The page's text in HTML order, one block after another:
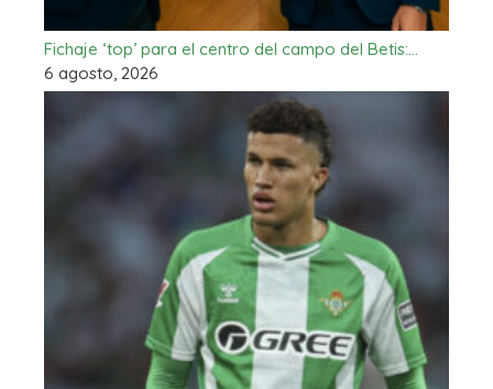
Fichaje ‘top’ para el centro del campo del Betis:…
6 agosto, 2026